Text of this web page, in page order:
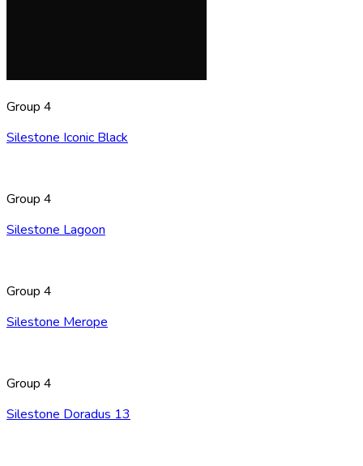
Group 4
Silestone Iconic Black
Group 4
Silestone Lagoon
Group 4
Silestone Merope
Group 4
Silestone Doradus 13